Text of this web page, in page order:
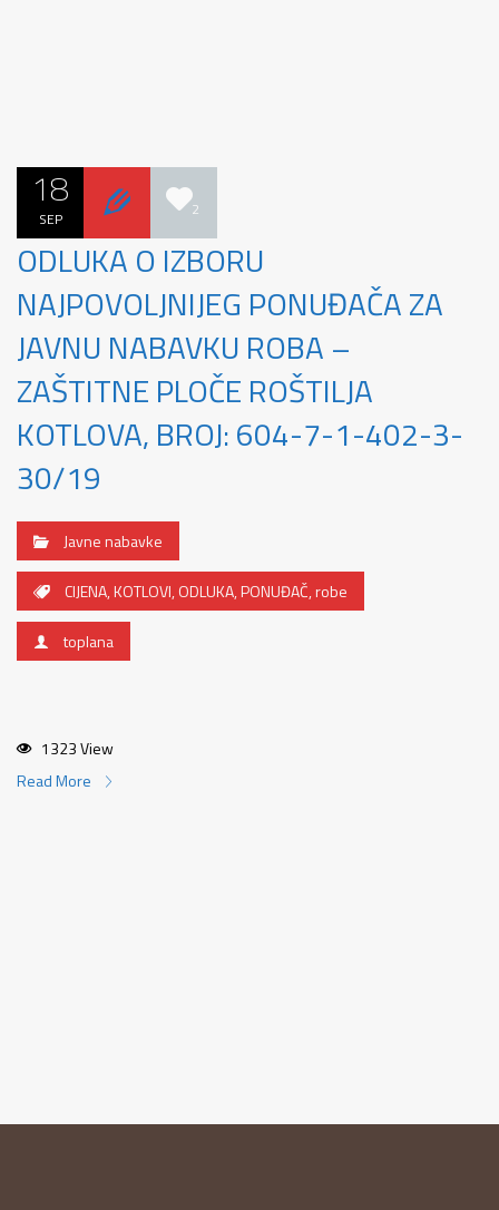
18
SEP 2
ODLUKA O IZBORU
NAJPOVOLJNIJEG PONUĐAČA ZA
JAVNU NABAVKU ROBA –
ZAŠTITNE PLOČE ROŠTILJA
KOTLOVA, BROJ: 604-7-1-402-3-
30/19
Javne nabavke
CIJENA,KOTLOVI,ODLUKA,PONUĐAČ,robe
toplana
1323 View
Read More